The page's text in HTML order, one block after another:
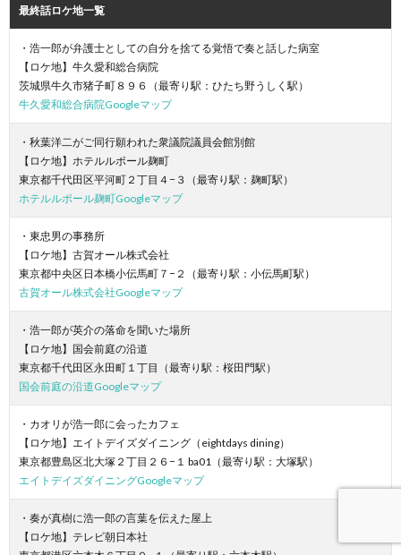
最終話ロケ地一覧
・浩一郎が弁護士としての自分を捨てる覚悟で奏と話した病室
【ロケ地】牛久愛和総合病院
茨城県牛久市猪子町８９６（最寄り駅：ひたち野うしく駅）
牛久愛和総合病院Googleマップ
・秋葉洋二がご同行願われた衆議院議員会館別館
【ロケ地】ホテルルポール麹町
東京都千代田区平河町２丁目４−３（最寄り駅：麹町駅）
ホテルルポール麹町Googleマップ
・東忠男の事務所
【ロケ地】古賀オール株式会社
東京都中央区日本橋小伝馬町７−２（最寄り駅：小伝馬町駅）
古賀オール株式会社Googleマップ
・浩一郎が英介の落命を聞いた場所
【ロケ地】国会前庭の沿道
東京都千代田区永田町１丁目（最寄り駅：桜田門駅）
国会前庭の沿道Googleマップ
・カオリが浩一郎に会ったカフェ
【ロケ地】エイトデイズダイニング（eightdays dining）
東京都豊島区北大塚２丁目２６−１ ba01（最寄り駅：大塚駅）
エイトデイズダイニングGoogleマップ
・奏が真樹に浩一郎の言葉を伝えた屋上
【ロケ地】テレビ朝日本社